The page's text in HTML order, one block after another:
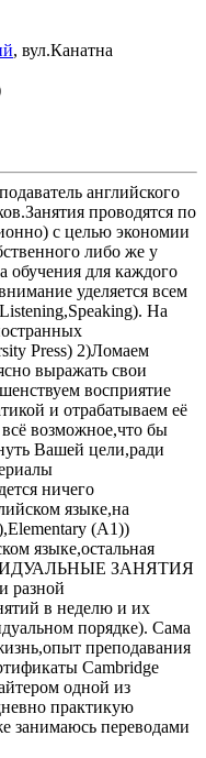
, вул.Канатна
английского
проводятся по
с целью экономии
либо же у
обучения для каждого
уделяется всем
На
Press) 2)Ломаем
выражать свои
восприятие
и отрабатываем её
возможное,что бы
Вашей цели,ради
ничего
языке,на
(A1))
языке,остальная
ЗАНЯТИЯ
разной
в неделю и их
порядке). Сама
преподавания
Cambridge
одной из
практикую
занимаюсь переводами